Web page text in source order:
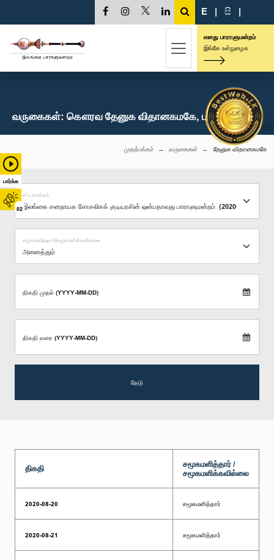
பார்க்க
02
E | සි |
எனது பாராளுமன்றம்
இங்கே உள்நுழைக
வருகைகள்: கௌரவ தேனுக விதானகமகே, பா.உ.
முதற்பக்கம் வருகைகள் தேனுக விதானகமகே
சட்டவாக்கம்
சமூகமளித்தார்/சமூகமளிக்கவில்லை
திகதி முதல் (YYYY-MM-DD)
திகதி வரை (YYYY-MM-DD)
தேடு
திகதி
சமூகமளித்தார் /
சமூகமளிக்கவில்லை
2020-08-20 சமூகமளித்தார்
2020-08-21 சமூகமளித்தார்